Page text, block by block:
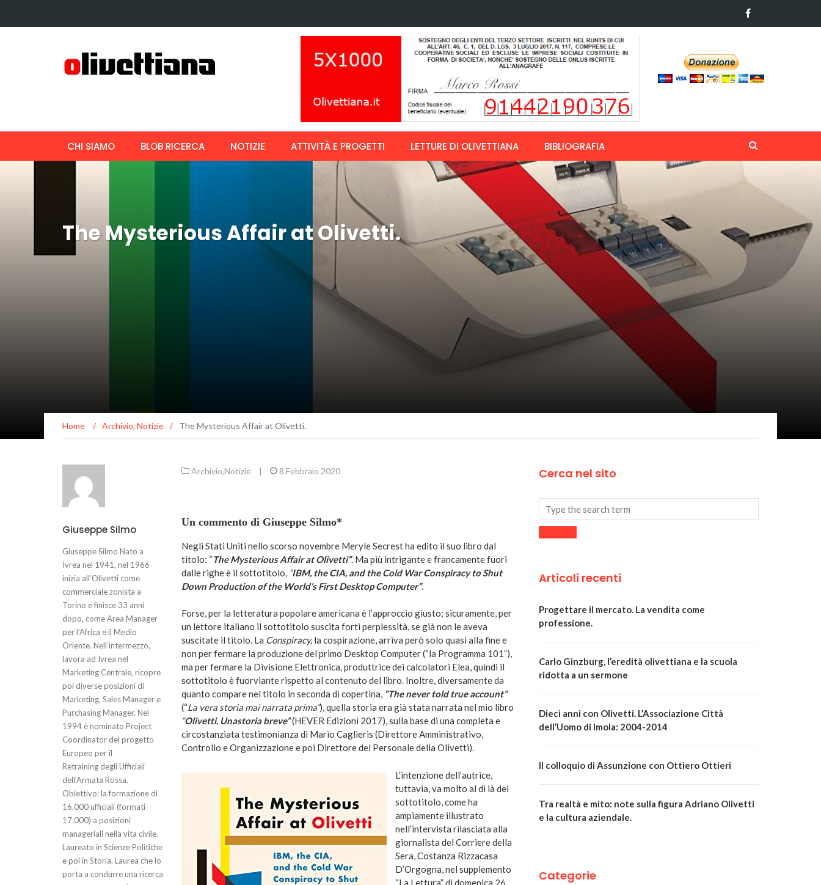
CHI SIAMO BLOB RICERCA NOTIZIE ATTIVITÀ E PROGETTI LETTURE DI OLIVETTIANA BIBLIOGRAFIA
The Mysterious Affair at Olivetti.
Home / Archivio, Notizie / The Mysterious Affair at Olivetti.
Giuseppe Silmo
Giuseppe Silmo Nato a
Ivrea nel 1941, nel 1966
inizia all’Olivetti come
commerciale zonista a
Torino e finisce 33 anni
dopo, come Area Manager
per l’Africa e il Medio
Oriente. Nell’intermezzo,
lavora ad Ivrea nel
Marketing Centrale, ricopre
poi diverse posizioni di
Marketing, Sales Manager e
Purchasing Manager. Nel
1994 è nominato Project
Coordinator del progetto
Europeo per il
Retraining degli Ufficiali
dell’Armata Rossa.
Obiettivo: la formazione di
16.000 ufficiali (formati
17.000) a posizioni
manageriali nella vita civile.
Laureato in Scienze Politiche
e poi in Storia. Laurea che lo
porta a condurre una ricerca
Archivio,Notizie | 8 Febbraio 2020
Un commento di Giuseppe Silmo*
Negli Stati Uniti nello scorso novembre Meryle Secrest ha edito il suo libro dal
titolo: “The Mysterious Affair at Olivetti”. Ma più intrigante e francamente fuori
dalle righe è il sottotitolo, “IBM, the CIA, and the Cold War Conspiracy to Shut
Down Production of the World’s First Desktop Computer”.
Forse, per la letteratura popolare americana è l’approccio giusto; sicuramente, per
un lettore italiano il sottotitolo suscita forti perplessità, se già non le aveva
suscitate il titolo. La Conspiracy, la cospirazione, arriva però solo quasi alla fine e
non per fermare la produzione del primo Desktop Computer (“la Programma 101”),
ma per fermare la Divisione Elettronica, produttrice dei calcolatori Elea, quindi il
sottotitolo è fuorviante rispetto al contenuto del libro. Inoltre, diversamente da
quanto compare nel titolo in seconda di copertina, “The never told true account”
(“La vera storia mai narrata prima”), quella storia era già stata narrata nel mio libro
“Olivetti. Unastoria breve”(HEVER Edizioni 2017), sulla base di una completa e
circostanziata testimonianza di Mario Caglieris (Direttore Amministrativo,
Controllo e Organizzazione e poi Direttore del Personale della Olivetti).
L’intenzione dell’autrice,
tuttavia, va molto al di là del
sottotitolo, come ha
ampiamente illustrato
nell’intervista rilasciata alla
giornalista del Corriere della
Sera, Costanza Rizzacasa
D’Orgogna, nel supplemento
“La Lettura” di domenica 26
Cerca nel sito
Articoli recenti
Progettare il mercato. La vendita come
professione.
Carlo Ginzburg, l’eredità olivettiana e la scuola
ridotta a un sermone
Dieci anni con Olivetti. L’Associazione Città
dell’Uomo di Imola: 2004-2014
Il colloquio di Assunzione con Ottiero Ottieri
Tra realtà e mito: note sulla figura Adriano Olivetti
e la cultura aziendale.
Categorie